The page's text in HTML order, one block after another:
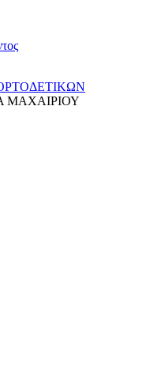
ΜΑΧΑΙΡΙΟΥ